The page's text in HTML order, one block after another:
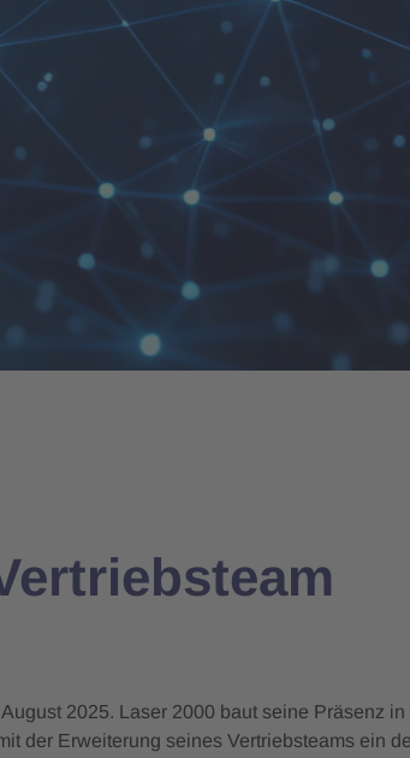
2025. Laser 2000 baut seine Präsenz
der Erweiterung seines Vertriebsteams ein